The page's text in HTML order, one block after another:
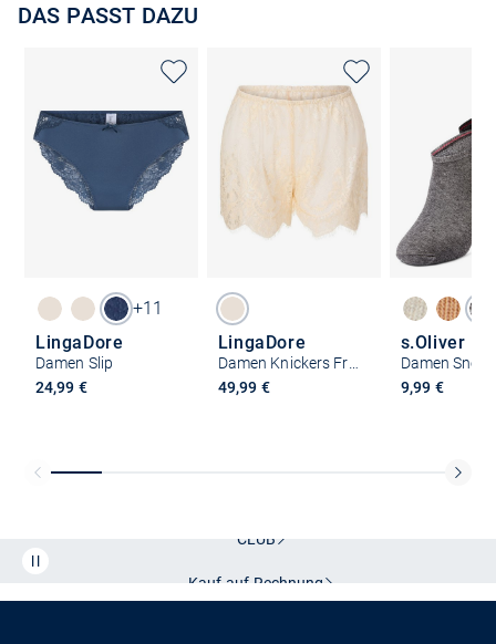
DAS PASST DAZU
+11
LingaDore
Damen Slip
24,99 €
LingaDore
Damen Knickers French
49,99 €
s.Oliver
9,99 €
CLUB
Kauf auf Rechnung